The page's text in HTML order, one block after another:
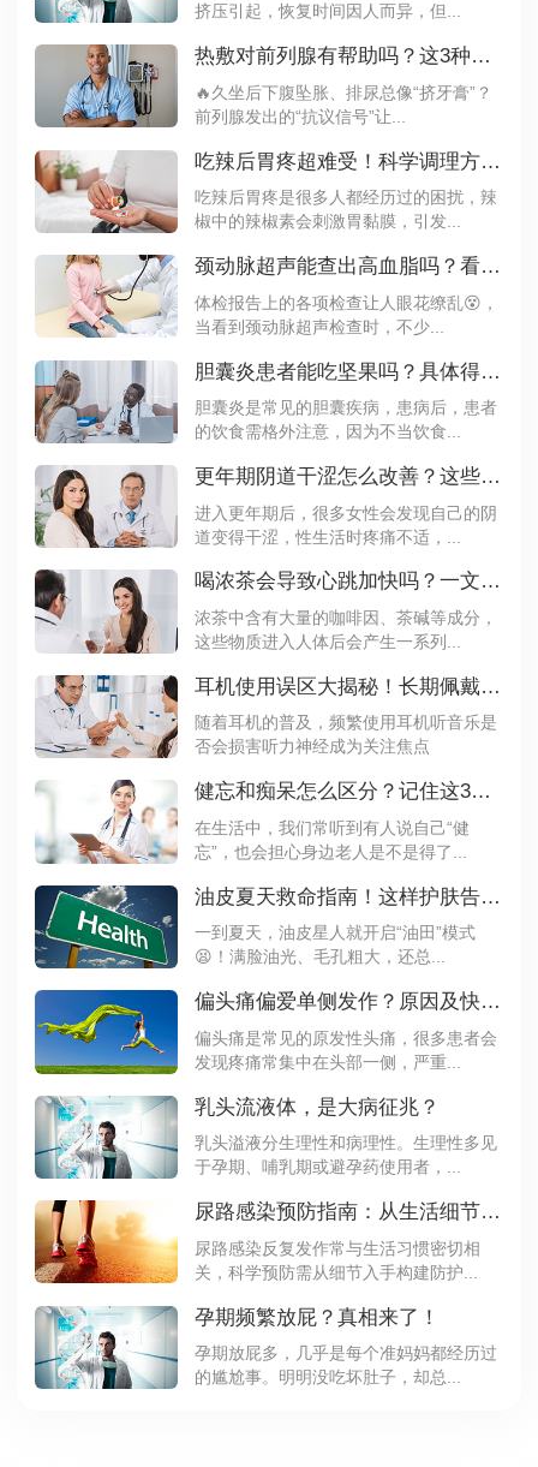
挤压引起，恢复时间因人而异，但...
热敷对前列腺有帮助吗？这3种情况要绕道
🔥久坐后下腹坠胀、排尿总像“挤牙膏”？
前列腺发出的“抗议信号”让...
吃辣后胃疼超难受！科学调理方法速收藏
吃辣后胃疼是很多人都经历过的困扰，辣
椒中的辣椒素会刺激胃黏膜，引发...
颈动脉超声能查出高血脂吗？看完就知道了
体检报告上的各项检查让人眼花缭乱😵，
当看到颈动脉超声检查时，不少...
胆囊炎患者能吃坚果吗？具体得看病情
胆囊炎是常见的胆囊疾病，患病后，患者
的饮食需格外注意，因为不当饮食...
更年期阴道干涩怎么改善？这些方法要知道
进入更年期后，很多女性会发现自己的阴
道变得干涩，性生活时疼痛不适，...
喝浓茶会导致心跳加快吗？一文解析其原理
浓茶中含有大量的咖啡因、茶碱等成分，
这些物质进入人体后会产生一系列...
耳机使用误区大揭秘！长期佩戴真的会伤耳吗？
随着耳机的普及，频繁使用耳机听音乐是
否会损害听力神经成为关注焦点
健忘和痴呆怎么区分？记住这3点不再混淆
在生活中，我们常听到有人说自己“健
忘”，也会担心身边老人是不是得了...
油皮夏天救命指南！这样护肤告别大油田
一到夏天，油皮星人就开启“油田”模式
😫！满脸油光、毛孔粗大，还总...
偏头痛偏爱单侧发作？原因及快速缓解法速看
偏头痛是常见的原发性头痛，很多患者会
发现疼痛常集中在头部一侧，严重...
乳头流液体，是大病征兆？
乳头溢液分生理性和病理性。生理性多见
于孕期、哺乳期或避孕药使用者，...
尿路感染预防指南：从生活细节阻断感染路径
尿路感染反复发作常与生活习惯密切相
关，科学预防需从细节入手构建防护...
孕期频繁放屁？真相来了！
孕期放屁多，几乎是每个准妈妈都经历过
的尴尬事。明明没吃坏肚子，却总...